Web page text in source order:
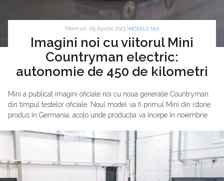
Miercuri, 05 Aprilie 2023 | MODELE NOI
Imagini noi cu viitorul Mini
Countryman electric:
autonomie de 450 de kilometri
Mini a publicat imagini oficiale noi cu noua generație Countryman
din timpul testelor oficiale. Noul model va fi primul Mini din istorie
produs în Germania, acolo unde producția va începe în noiembrie.